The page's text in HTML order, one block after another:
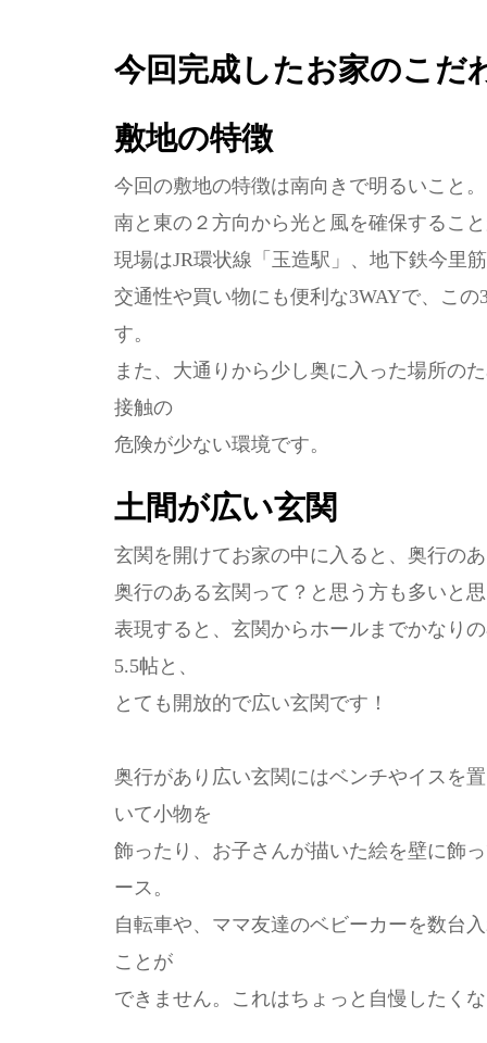
今回完成したお家のこだ
敷地の特徴
今回の敷地の特徴は南向きで明るいこと
南と東の２方向から光と風を確保するこ
現場はJR環状線「玉造駅」、地下鉄今里
交通性や買い物にも便利な3WAYで、こ
す。
また、大通りから少し奥に入った場所の
接触の
危険が少ない環境です。
土間が広い玄関
玄関を開けてお家の中に入ると、奥行の
奥行のある玄関って？と思う方も多いと
表現すると、玄関からホールまでかなり
5.5帖と、
とても開放的で広い玄関です！
奥行があり広い玄関にはベンチやイスを
いて小物を
飾ったり、お子さんが描いた絵を壁に飾
ース。
自転車や、ママ友達のベビーカーを数台
ことが
できません。これはちょっと自慢したく